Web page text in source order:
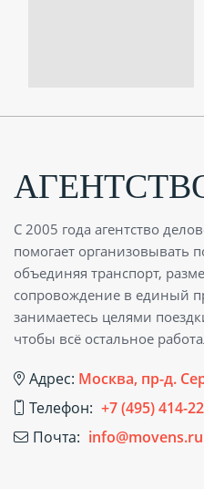
С 2005 года агентство
помогает организовывать
объединяя транспорт,
сопровождение в единый
занимаетесь целями
чтобы всё остальное
Адрес: Москва, пр-д.
Телефон: +7 (495) 414-
Почта: info@movens.ru